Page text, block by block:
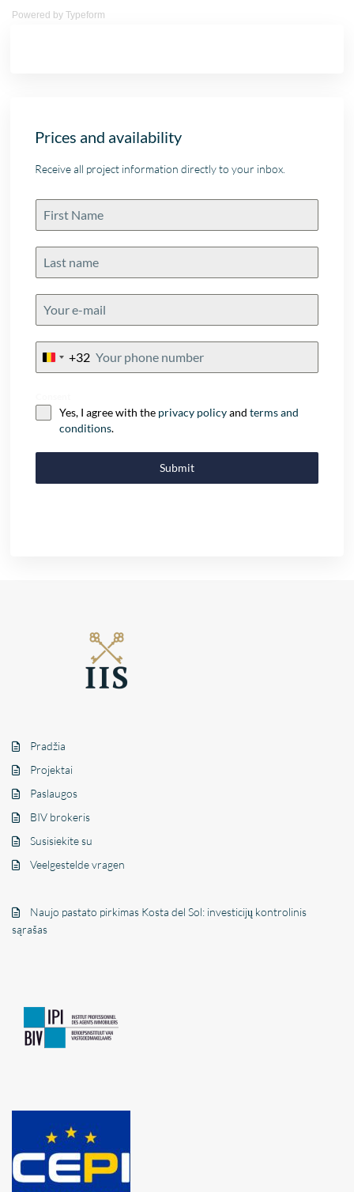
Powered byTypeform
Prices and availability
Receive all project information directly to your inbox.
Belgium
+32
Yes, I agree with the privacy policyandterms and
conditions.
Submit
Pradžia
Projektai
Paslaugos
BIV brokeris
Susisiekite su
Veelgestelde vragen
Naujo pastato pirkimas Kosta del Sol: investicijų kontrolinis
sąrašas